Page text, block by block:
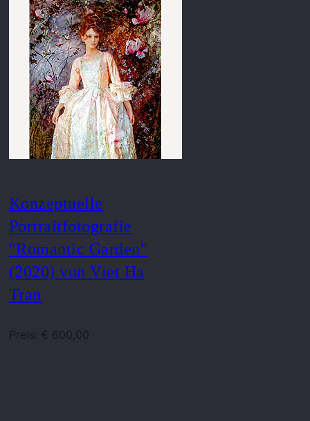
Konzeptuelle
Portraitfotografie
"Romantic Garden"
(2020) von Viet Ha
Tran
Preis: € 600,00